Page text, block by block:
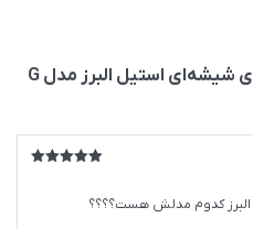
اجاق گاز صفحه ای شیشه‌ای استیل البرز مدل G
البرز کدوم مدلش هست؟؟؟؟